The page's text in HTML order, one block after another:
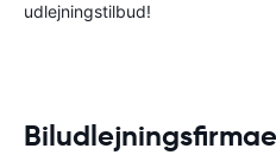
udlejningstilbud!